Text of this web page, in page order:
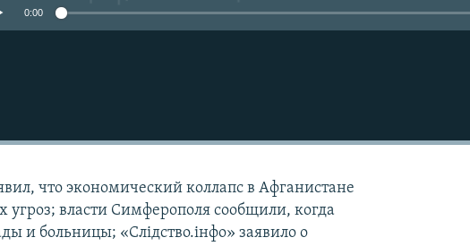
0:00
что экономический коллапс в Афганистане
угроз; власти Симферополя сообщили, когда
и больницы; «Слідство.інфо» заявило о